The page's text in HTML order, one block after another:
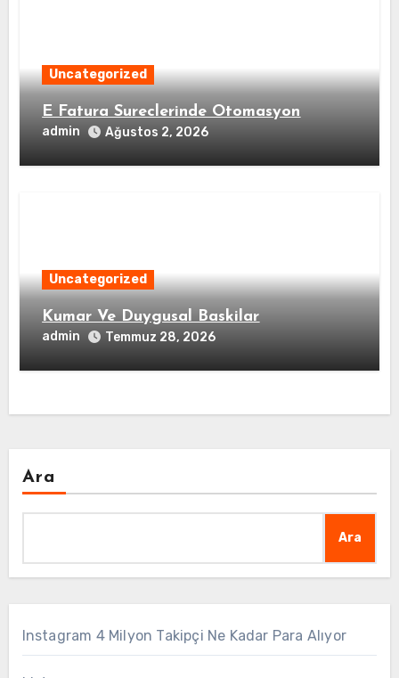
Uncategorized
E Fatura Sureclerinde Otomasyon
admin Ağustos 2, 2026
Uncategorized
Kumar Ve Duygusal Baskilar
admin Temmuz 28, 2026
Ara
Ara
Instagram 4 Milyon Takipçi Ne Kadar Para Alıyor